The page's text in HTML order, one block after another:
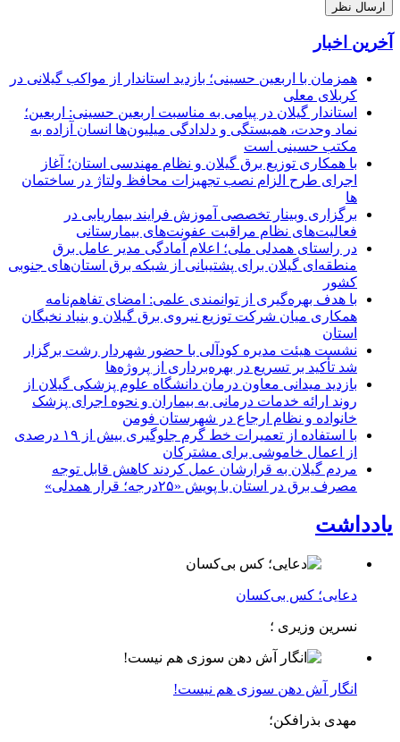
آخرین اخبار
همزمان با اربعین حسینی؛ بازدید استاندار از مواکب گیلانی در
کربلای معلی
استاندار گیلان در پیامی به مناسبت اربعین حسینی: اربعین؛
نماد وحدت، همبستگی و دلدادگی میلیون‌ها انسان آزاده به
مکتب حسینی است
با همکاری توزیع برق گیلان و نظام مهندسی استان؛ آغاز
اجرای طرح الزام نصب تجهیزات محافظ ولتاژ در ساختمان
ها
برگزاری وبینار تخصصی آموزش فرایند بیماریابی در
فعالیت‌های نظام مراقبت عفونت‌های بیمارستانی
در راستای همدلی ملی؛ اعلام آمادگی مدیر عامل برق
منطقه‌ای گیلان برای پشتیبانی از شبكه برق استان‌های جنوبی
كشور
با هدف بهره‌گیری از توانمندی علمی: امضای تفاهم‌نامه
همكاری میان شركت توزیع نیروی برق گیلان و بنیاد نخبگان
استان
نشست هیئت مدیره کودآلی با حضور شهردار رشت برگزار
شد تأکید بر تسریع در بهره‌برداری از پروژه‌ها
بازدید میدانی معاون درمان دانشگاه علوم پزشکی گیلان از
روند ارائه خدمات درمانی به بیماران و نحوه اجرای پزشک
خانواده و نظام ارجاع در شهرستان فومن
با استفاده از تعمیرات خط گرم جلوگیری بیش از ۱۹ درصدی
از اعمال خاموشی برای مشتركان
مردم گیلان به قرارشان عمل کردند كاهش قابل توجه
مصرف برق در استان با پویش «۲۵درجه؛ قرار همدلی»
یادداشت
دعایی؛ کس بی‌کسان
نسرین وزیری ؛
انگار آش دهن سوزی هم نیست!
مهدی بذرافکن؛